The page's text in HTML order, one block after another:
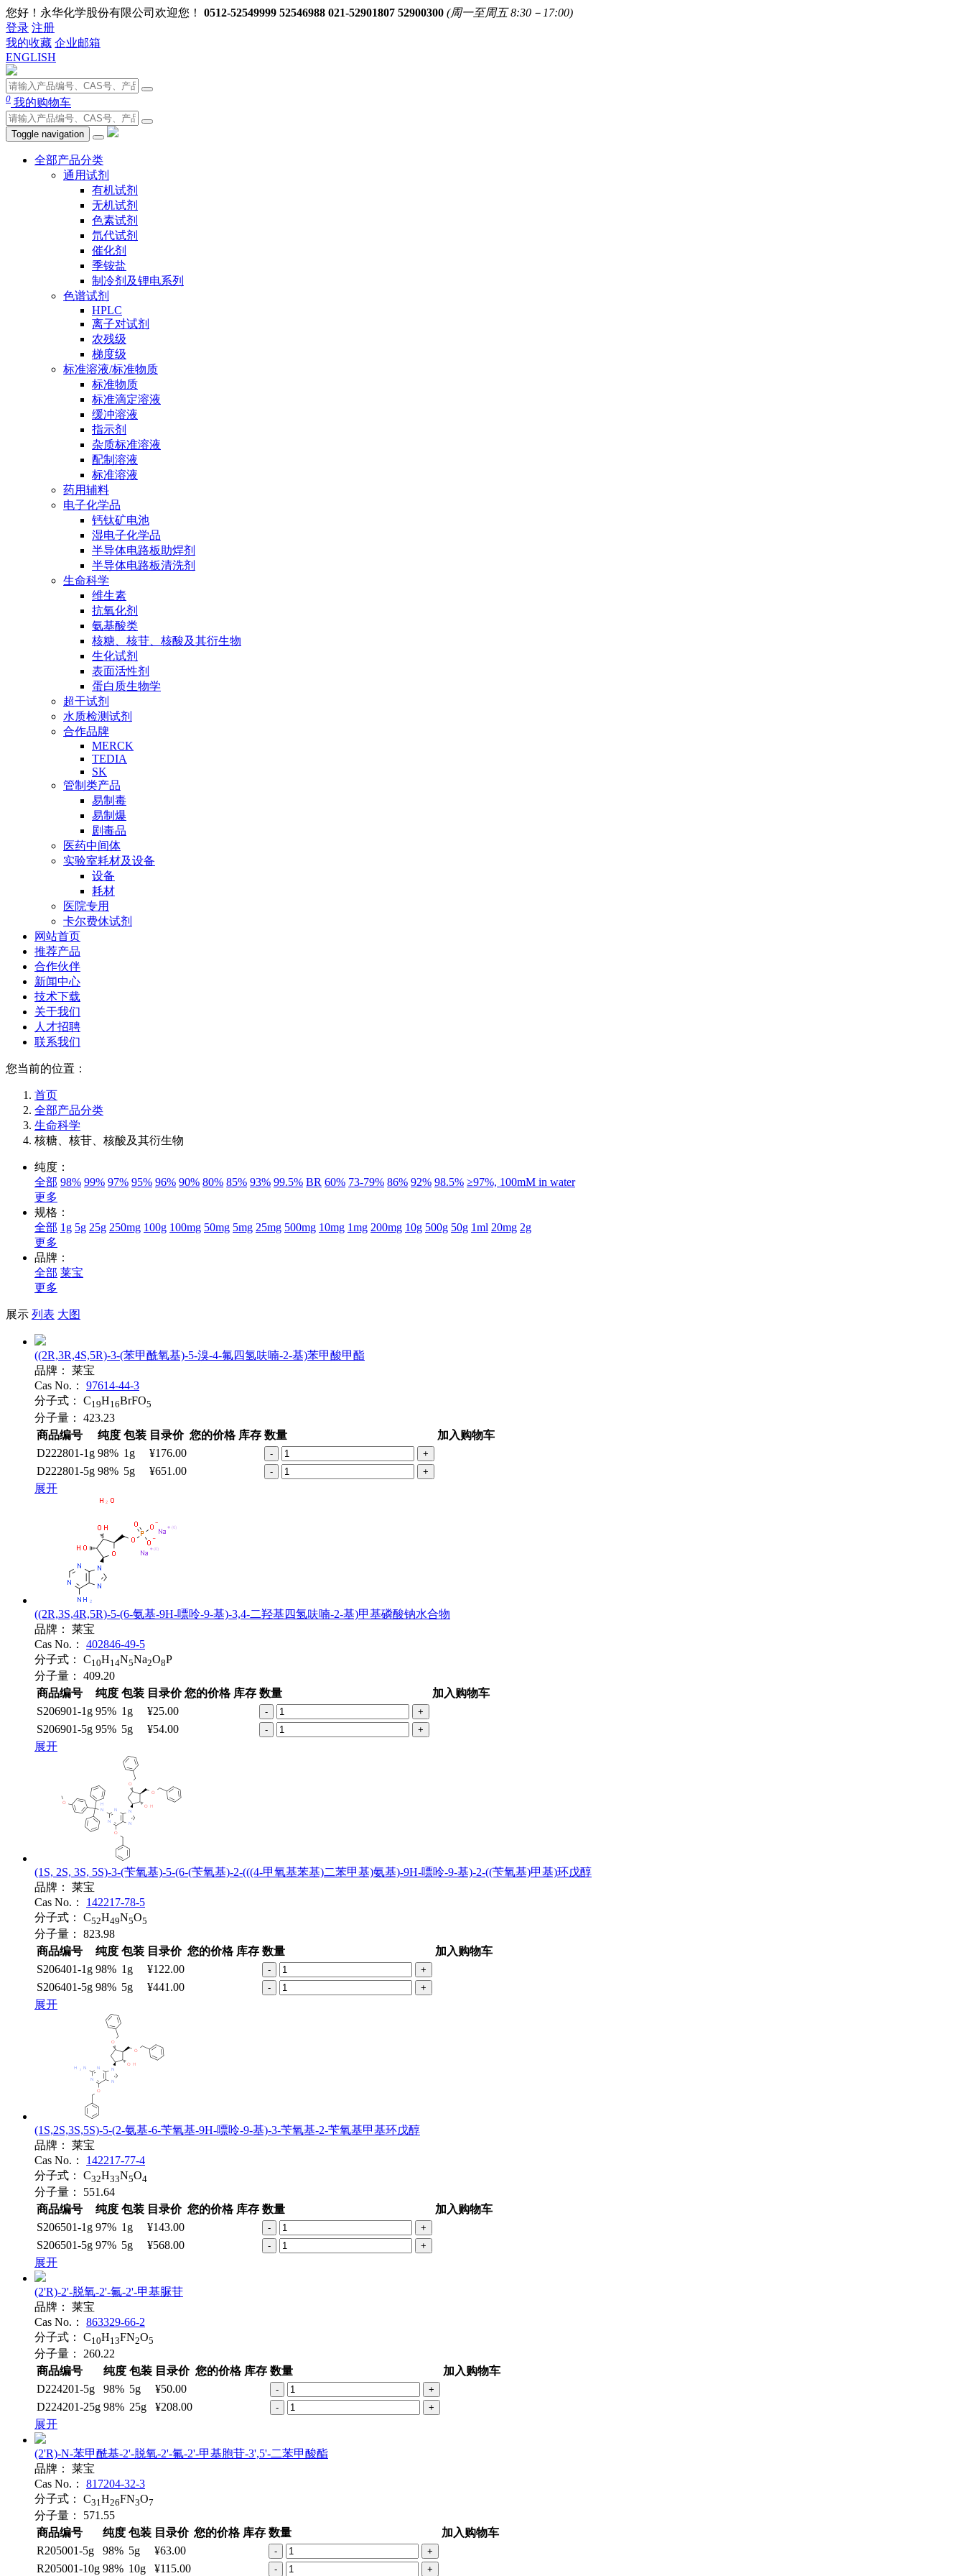
您好！永华化学股份有限公司欢迎您！ 0512-52549999 52546988 021-52901807 52900300 (周一至周五 8:30－17:00)
登录 注册
我的收藏 企业邮箱
ENGLISH
0 我的购物车
Toggle navigation
全部产品分类
通用试剂
有机试剂
无机试剂
色素试剂
氘代试剂
催化剂
季铵盐
制冷剂及锂电系列
色谱试剂
HPLC
离子对试剂
农残级
梯度级
标准溶液/标准物质
标准物质
标准滴定溶液
缓冲溶液
指示剂
杂质标准溶液
配制溶液
标准溶液
药用辅料
电子化学品
钙钛矿电池
湿电子化学品
半导体电路板助焊剂
半导体电路板清洗剂
生命科学
维生素
抗氧化剂
氨基酸类
核糖、核苷、核酸及其衍生物
生化试剂
表面活性剂
蛋白质生物学
超干试剂
水质检测试剂
合作品牌
MERCK
TEDIA
SK
管制类产品
易制毒
易制爆
剧毒品
医药中间体
实验室耗材及设备
设备
耗材
医院专用
卡尔费休试剂
网站首页
推荐产品
合作伙伴
新闻中心
技术下载
关于我们
人才招聘
联系我们
您当前的位置：
首页
全部产品分类
生命科学
核糖、核苷、核酸及其衍生物
纯度：
全部 98% 99% 97% 95% 96% 90% 80% 85% 93% 99.5% BR 60% 73-79% 86% 92% 98.5% ≥97%, 100mM in water
更多
规格：
全部 1g 5g 25g 250mg 100g 100mg 50mg 5mg 25mg 500mg 10mg 1mg 200mg 10g 500g 50g 1ml 20mg 2g
更多
品牌：
全部 莱宝
更多
展示 列表 大图
((2R,3R,4S,5R)-3-(苯甲酰氧基)-5-溴-4-氟四氢呋喃-2-基)苯甲酸甲酯
品牌：
莱宝
Cas No.：
97614-44-3
分子式：
C19H16BrFO5
分子量：
423.23
商品编号
纯度 包装 目录价 您的价格 库存 数量
加入购物车
D222801-1g 98% 1g ¥176.00 - +
D222801-5g 98% 5g ¥651.00 - +
展开
((2R,3S,4R,5R)-5-(6-氨基-9H-嘌呤-9-基)-3,4-二羟基四氢呋喃-2-基)甲基磷酸钠水合物
品牌：
莱宝
Cas No.：
402846-49-5
分子式：
C10H14N5Na2O8P
分子量：
409.20
商品编号
纯度 包装 目录价 您的价格 库存 数量
加入购物车
S206901-1g 95% 1g ¥25.00 - +
S206901-5g 95% 5g ¥54.00 - +
展开
(1S, 2S, 3S, 5S)-3-(苄氧基)-5-(6-(苄氧基)-2-(((4-甲氧基苯基)二苯甲基)氨基)-9H-嘌呤-9-基)-2-((苄氧基)甲基)环戊醇
品牌：
莱宝
Cas No.：
142217-78-5
分子式：
C52H49N5O5
分子量：
823.98
商品编号
纯度 包装 目录价 您的价格 库存 数量
加入购物车
S206401-1g 98% 1g ¥122.00 - +
S206401-5g 98% 5g ¥441.00 - +
展开
(1S,2S,3S,5S)-5-(2-氨基-6-苄氧基-9H-嘌呤-9-基)-3-苄氧基-2-苄氧基甲基环戊醇
品牌：
莱宝
Cas No.：
142217-77-4
分子式：
C32H33N5O4
分子量：
551.64
商品编号
纯度 包装 目录价 您的价格 库存 数量
加入购物车
S206501-1g 97% 1g ¥143.00 - +
S206501-5g 97% 5g ¥568.00 - +
展开
(2'R)-2'-脱氧-2'-氟-2'-甲基脲苷
品牌：
莱宝
Cas No.：
863329-66-2
分子式：
C10H13FN2O5
分子量：
260.22
商品编号
纯度 包装 目录价 您的价格 库存 数量
加入购物车
D224201-5g
98% 5g ¥50.00 - +
D224201-25g 98% 25g ¥208.00 - +
展开
(2'R)-N-苯甲酰基-2'-脱氧-2'-氟-2'-甲基胞苷-3',5'-二苯甲酸酯
品牌：
莱宝
Cas No.：
817204-32-3
分子式：
C31H26FN3O7
分子量：
571.55
商品编号
纯度 包装 目录价 您的价格 库存 数量
加入购物车
R205001-5g
98% 5g ¥63.00 - +
R205001-10g 98% 10g ¥115.00 - +